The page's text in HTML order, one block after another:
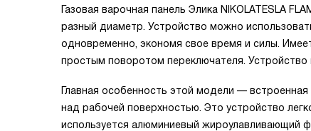
Газовая варочная панель Элика NIKOLATESLA
разный диаметр. Устройство можно
одновременно, экономя свое время и силы.
простым поворотом переключателя.
Главная особенность этой модели —
над рабочей поверхностью. Это устройство
используется алюминиевый жироулавливающий